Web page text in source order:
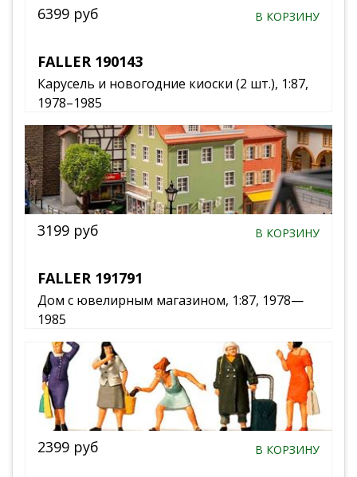
FALLER 190143
Карусель и новогодние киоски (2 шт.), 1:87,
1978–1985
6399 руб В КОРЗИНУ
FALLER 191791
Дом с ювелирным магазином, 1:87, 1978—
1985
3199 руб В КОРЗИНУ
2399 руб В КОРЗИНУ